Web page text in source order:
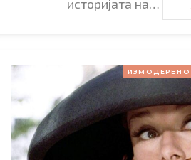
историјата на…
ИЗМОДЕРЕНО